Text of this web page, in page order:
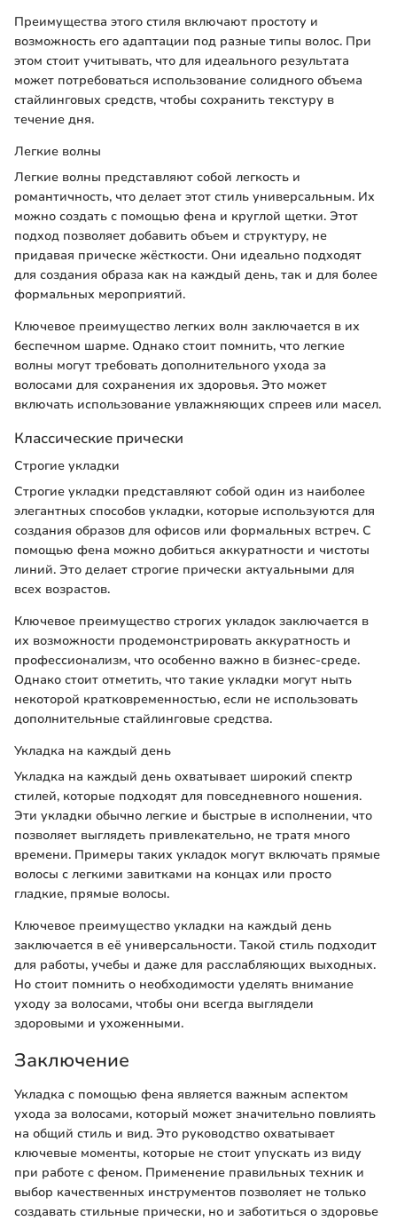
Преимущества этого стиля включают простоту и
возможность его адаптации под разные типы волос. При
этом стоит учитывать, что для идеального результата
может потребоваться использование солидного объема
стайлинговых средств, чтобы сохранить текстуру в
течение дня.
Легкие волны
Легкие волны представляют собой легкость и
романтичность, что делает этот стиль универсальным. Их
можно создать с помощью фена и круглой щетки. Этот
подход позволяет добавить объем и структуру, не
придавая прическе жёсткости. Они идеально подходят
для создания образа как на каждый день, так и для более
формальных мероприятий.
Ключевое преимущество легких волн заключается в их
беспечном шарме. Однако стоит помнить, что легкие
волны могут требовать дополнительного ухода за
волосами для сохранения их здоровья. Это может
включать использование увлажняющих спреев или масел.
Классические прически
Строгие укладки
Строгие укладки представляют собой один из наиболее
элегантных способов укладки, которые используются для
создания образов для офисов или формальных встреч. С
помощью фена можно добиться аккуратности и чистоты
линий. Это делает строгие прически актуальными для
всех возрастов.
Ключевое преимущество строгих укладок заключается в
их возможности продемонстрировать аккуратность и
профессионализм, что особенно важно в бизнес-среде.
Однако стоит отметить, что такие укладки могут ныть
некоторой кратковременностью, если не использовать
дополнительные стайлинговые средства.
Укладка на каждый день
Укладка на каждый день охватывает широкий спектр
стилей, которые подходят для повседневного ношения.
Эти укладки обычно легкие и быстрые в исполнении, что
позволяет выглядеть привлекательно, не тратя много
времени. Примеры таких укладок могут включать прямые
волосы с легкими завитками на концах или просто
гладкие, прямые волосы.
Ключевое преимущество укладки на каждый день
заключается в её универсальности. Такой стиль подходит
для работы, учебы и даже для расслабляющих выходных.
Но стоит помнить о необходимости уделять внимание
уходу за волосами, чтобы они всегда выглядели
здоровыми и ухоженными.
Заключение
Укладка с помощью фена является важным аспектом
ухода за волосами, который может значительно повлиять
на общий стиль и вид. Это руководство охватывает
ключевые моменты, которые не стоит упускать из виду
при работе с феном. Применение правильных техник и
выбор качественных инструментов позволяет не только
создавать стильные прически, но и заботиться о здоровье